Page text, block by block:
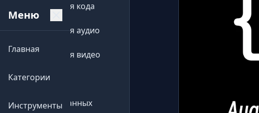
Генерация кода
🎵 Генерация аудио
🎥 Генерация видео
💬 Чат-боты
📊 Анализ данных
Меню
Главная
Категории
Инструменты